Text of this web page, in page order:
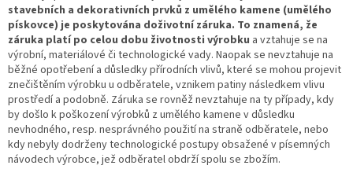
stavebních a dekorativních prvků z umělého kamene (umělého
pískovce) je poskytována doživotní záruka. To znamená, že
záruka platí po celou dobu životnosti výrobku a vztahuje se na
výrobní, materiálové či technologické vady. Naopak se nevztahuje na
běžné opotřebení a důsledky přírodních vlivů, které se mohou projevit
znečištěním výrobku u odběratele, vznikem patiny následkem vlivu
prostředí a podobně. Záruka se rovněž nevztahuje na ty případy, kdy
by došlo k poškození výrobků z umělého kamene v důsledku
nevhodného, resp. nesprávného použití na straně odběratele, nebo
kdy nebyly dodrženy technologické postupy obsažené v písemných
návodech výrobce, jež odběratel obdrží spolu se zbožím.